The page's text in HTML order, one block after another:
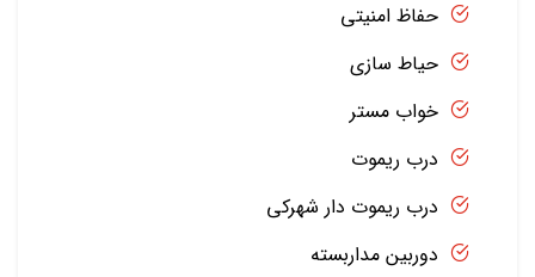
حفاظ امنیتی
حیاط سازی
خواب مستر
درب ریموت
درب ریموت دار شهرکی
دوربین مداربسته